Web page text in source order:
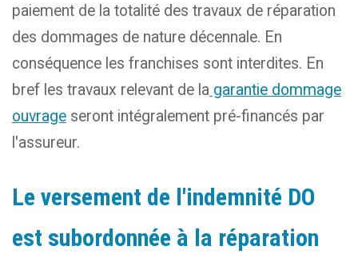
paiement de la totalité des travaux de réparation
des dommages de nature décennale. En
conséquence les franchises sont interdites. En
bref les travaux relevant de la garantie dommage
ouvrage seront intégralement pré-financés par
l'assureur.
Le versement de l'indemnité DO
est subordonnée à la réparation